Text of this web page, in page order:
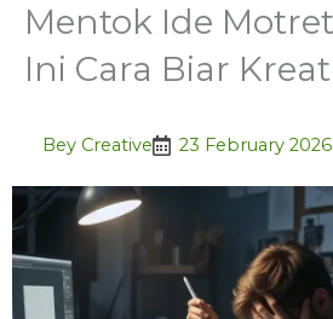
Mentok Ide
Ini Cara Biar
Bey Creative 23 February 2026